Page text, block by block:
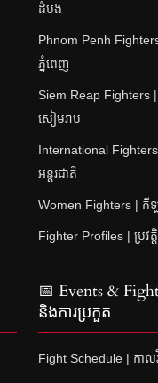
ដំបង
Phnom Penh
ភ្នំពេញ
Siem Reap Fighters |
សៀមរាប
International Fighters
អន្តរជាតិ
Women Fighters | កីឡា
Fighter Profiles | ប្រវត្
📅 Events &
និងការប្រកួត
Fight Schedule | កាល